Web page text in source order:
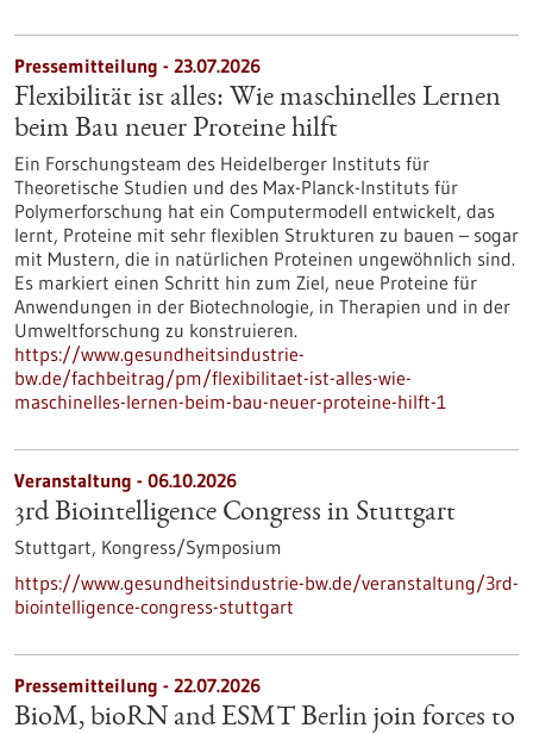
Pressemitteilung - 23.07.2026
Flexibilität ist alles: Wie maschinelles Lernen
beim Bau neuer Proteine hilft
Ein Forschungsteam des Heidelberger Instituts für
Theoretische Studien und des Max-Planck-Instituts für
Polymerforschung hat ein Computermodell entwickelt, das
lernt, Proteine mit sehr flexiblen Strukturen zu bauen – sogar
mit Mustern, die in natürlichen Proteinen ungewöhnlich sind.
Es markiert einen Schritt hin zum Ziel, neue Proteine für
Anwendungen in der Biotechnologie, in Therapien und in der
Umweltforschung zu konstruieren.
https://www.gesundheitsindustrie-
bw.de/fachbeitrag/pm/flexibilitaet-ist-alles-wie-
maschinelles-lernen-beim-bau-neuer-proteine-hilft-1
Veranstaltung - 06.10.2026
3rd Biointelligence Congress in Stuttgart
Stuttgart, Kongress/Symposium
https://www.gesundheitsindustrie-bw.de/veranstaltung/3rd-
biointelligence-congress-stuttgart
Pressemitteilung - 22.07.2026
BioM, bioRN and ESMT Berlin join forces to